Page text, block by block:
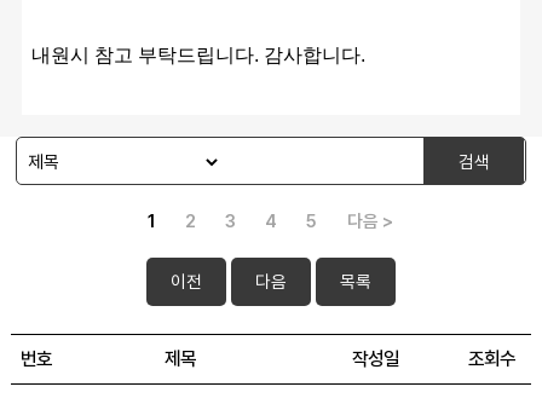
내원시 참고 부탁드립니다. 감사합니다.
검색
1 2 3 4 5 다음 >
이전 다음 목록
번호 제목 작성일 조회수